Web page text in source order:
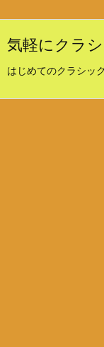
気軽にクラシ
はじめてのクラシッ